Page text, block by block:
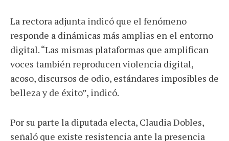
La rectora adjunta indicó que el fenómeno
responde a dinámicas más amplias en el entorno
digital. “Las mismas plataformas que amplifican
voces también reproducen violencia digital,
acoso, discursos de odio, estándares imposibles de
belleza y de éxito”, indicó.
Por su parte la diputada electa, Claudia Dobles,
señaló que existe resistencia ante la presencia